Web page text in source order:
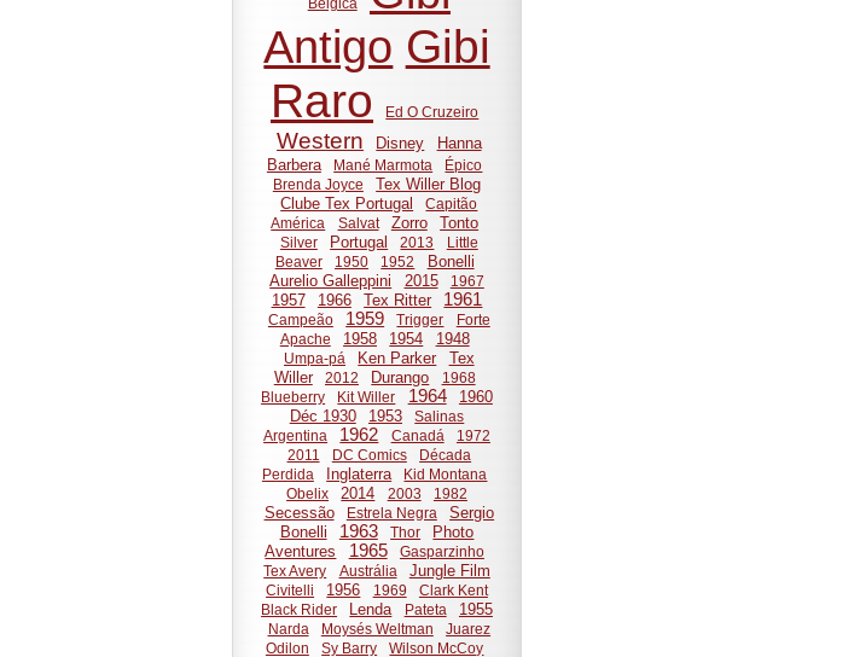
Antigo Gibi
Raro
Ed O Cruzeiro
Western Disney
Hanna
Barbera
Mané Marmota
Épico
Brenda Joyce
Tex Willer Blog
Clube Tex Portugal
Capitão
América
Salvat Zorro Tonto
Silver Portugal 2013
Little
Beaver
1950 1952
Bonelli
Aurelio Galleppini
2015 1967
1957 1966 Tex Ritter 1961
Campeão 1959 Trigger
Forte
Apache
1958 1954 1948
Umpa-pá Ken Parker
Tex
Willer
2012 Durango
1968
Blueberry
Kit Willer 1964
1960
Déc 1930
1953
Salinas
Argentina
1962 Canadá
1972
2011
DC Comics
Década
Perdida
Inglaterra
Kid Montana
Obelix
2014 2003 1982
Secessão Estrela Negra
Sergio
Bonelli
1963 Thor
Photo
Aventures
1965
Gasparzinho
Tex Avery
Austrália Jungle Film
Civitelli 1956 1969
Clark Kent
Black Rider
Lenda Pateta 1955
Narda Moysés Weltman
Juarez
Odilon
Sy Barry
Wilson McCoy